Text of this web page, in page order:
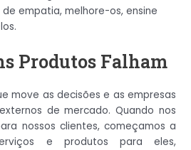
empatia, melhore-os, ensine
Produtos Falham
move as decisões e as empresas
de mercado. Quando nos
nossos clientes, começamos a
e produtos para eles,